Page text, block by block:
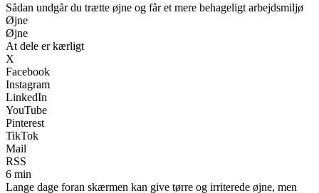
Sådan undgår du trætte øjne og får et mere behageligt arbejdsmiljø
Øjne
Øjne
At dele er kærligt
X
Facebook
Instagram
LinkedIn
YouTube
Pinterest
TikTok
Mail
RSS
6 min
Lange dage foran skærmen kan give tørre og irriterede øjne, men